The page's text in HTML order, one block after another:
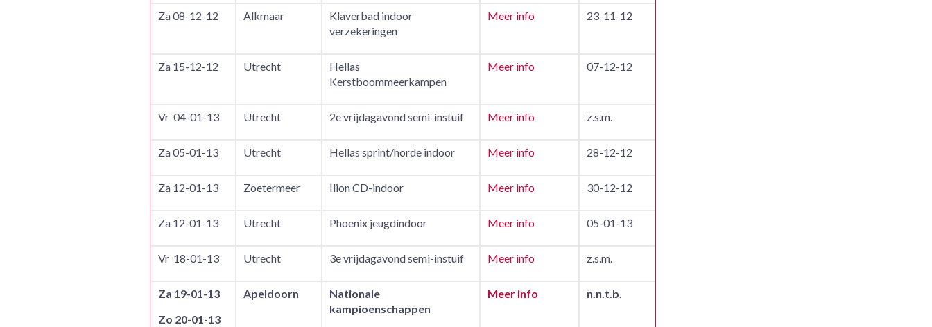
Za 08-12-12 Alkmaar
Klaverbad indoor
verzekeringen
Meer info 23-11-12
Za 15-12-12 Utrecht
Hellas
Kerstboommeerkampen
Meer info 07-12-12
Vr 04-01-13 Utrecht 2e vrijdagavond semi-instuif Meer info z.s.m.
Za 05-01-13 Utrecht Hellas sprint/horde indoor Meer info 28-12-12
Za 12-01-13 Zoetermeer Ilion CD-indoor Meer info 30-12-12
Za 12-01-13 Utrecht Phoenix jeugdindoor Meer info 05-01-13
Vr 18-01-13 Utrecht 3e vrijdagavond semi-instuif Meer info z.s.m.
Za 19-01-13
Zo 20-01-13
Apeldoorn
Nationale
kampioenschappen
Meer info n.n.t.b.